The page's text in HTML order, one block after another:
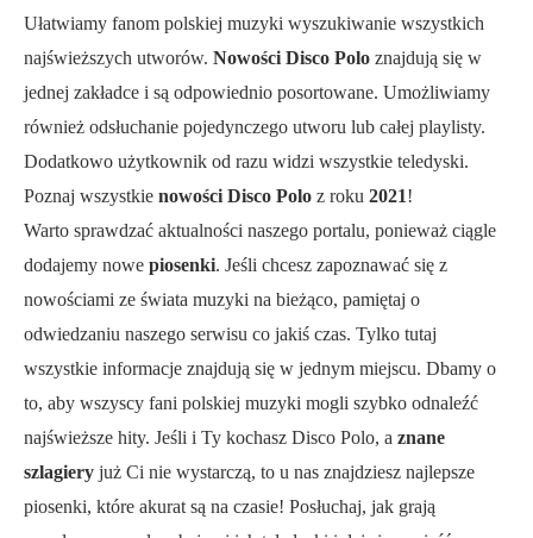
Ułatwiamy fanom polskiej muzyki wyszukiwanie wszystkich
najświeższych utworów. Nowości Disco Polo znajdują się w
jednej zakładce i są odpowiednio posortowane. Umożliwiamy
również odsłuchanie pojedynczego utworu lub całej playlisty.
Dodatkowo użytkownik od razu widzi wszystkie teledyski.
Poznaj wszystkie nowości Disco Polo z roku 2021!
Warto sprawdzać aktualności naszego portalu, ponieważ ciągle
dodajemy nowe piosenki. Jeśli chcesz zapoznawać się z
nowościami ze świata muzyki na bieżąco, pamiętaj o
odwiedzaniu naszego serwisu co jakiś czas. Tylko tutaj
wszystkie informacje znajdują się w jednym miejscu. Dbamy o
to, aby wszyscy fani polskiej muzyki mogli szybko odnaleźć
najświeższe hity. Jeśli i Ty kochasz Disco Polo, a znane
szlagiery już Ci nie wystarczą, to u nas znajdziesz najlepsze
piosenki, które akurat są na czasie! Posłuchaj, jak grają